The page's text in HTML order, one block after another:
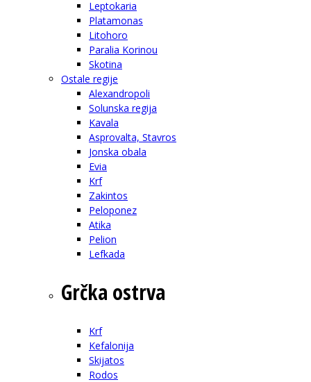
Leptokaria
Platamonas
Litohoro
Paralia Korinou
Skotina
Ostale regije
Alexandropoli
Solunska regija
Kavala
Asprovalta, Stavros
Jonska obala
Evia
Krf
Zakintos
Peloponez
Atika
Pelion
Lefkada
Grčka ostrva
Krf
Kefalonija
Skijatos
Rodos